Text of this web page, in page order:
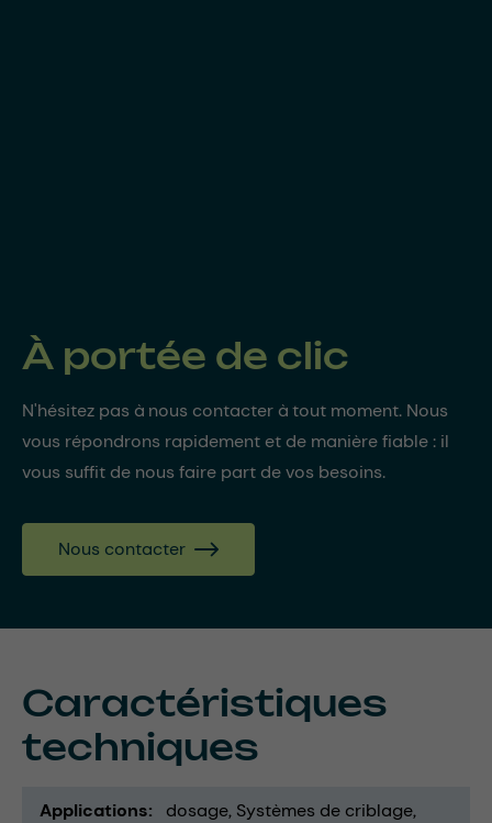
À portée de clic
N'hésitez pas à nous contacter à tout moment. Nous
vous répondrons rapidement et de manière fiable : il
vous suffit de nous faire part de vos besoins.
Nous contacter
Caractéristiques
techniques
Applications dosage Systèmes de criblage